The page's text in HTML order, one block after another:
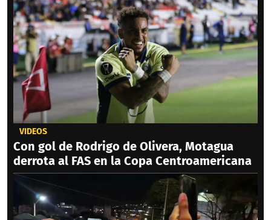
VIDEOS
Con gol de Rodrigo de Olivera, Motagua
derrota al FAS en la Copa Centroamericana